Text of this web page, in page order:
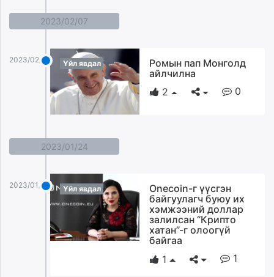
2023/02/07
2023/02/07 Үйл явдал
Ромын пап Монголд
айлчилна
2
0
2023/01/24
2023/01/24 Үйл явдал
Onecoin-г үүсгэн
байгуулагч буюу их
хэмжээний доллар
залилсан “Крипто
хатан”-г олоогүй
байгаа
1
1